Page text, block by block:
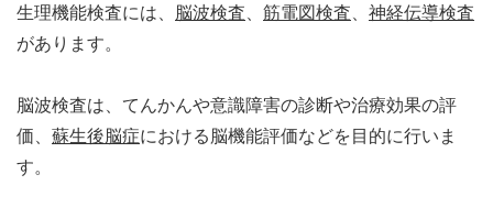
生理機能検査には、 脳波検査 筋電図検査
神経伝導検査
があります。
脳波検査は、てんかんや意識障害の診断や治療効果の評
価、 蘇生後脳症における脳機能評価などを目的に行いま
す。